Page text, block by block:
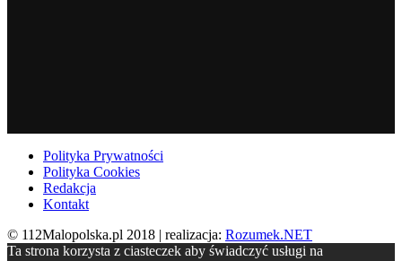
Polityka Prywatności
Polityka Cookies
Redakcja
Kontakt
© 112Malopolska.pl 2018 | realizacja: Rozumek.NET
Ta strona korzysta z ciasteczek aby świadczyć usługi na